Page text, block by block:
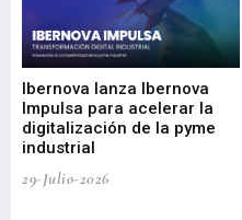
Ibernova lanza Ibernova
Impulsa para acelerar la
digitalización de la pyme
industrial
29-Julio-2026